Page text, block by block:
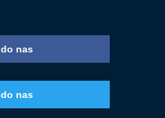
do nas
do nas